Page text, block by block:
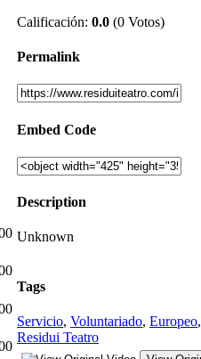
Calificación: 0.0 (0 Votos)
Permalink
Embed Code
Description
Unknown
Tags
Servicio, Voluntariado, Europeo,
Residui Teatro